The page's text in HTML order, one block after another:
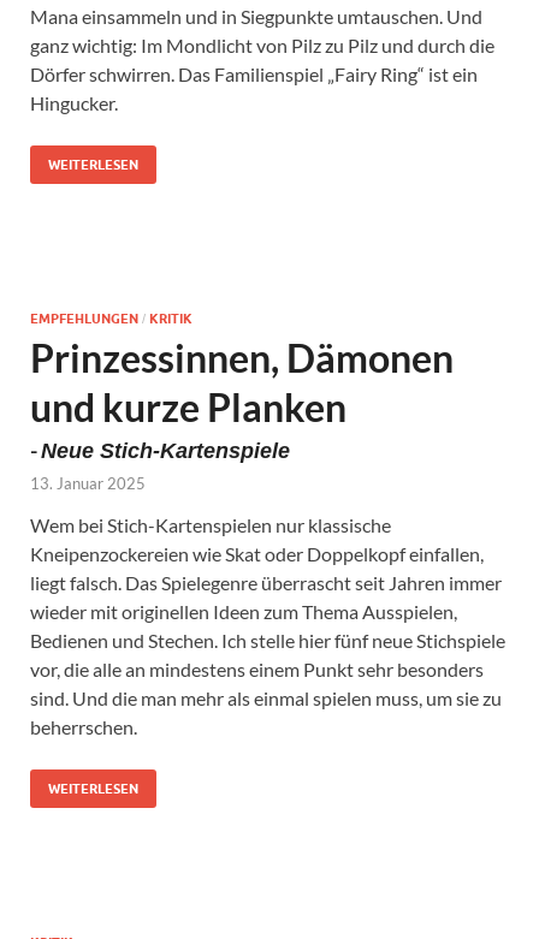
Mana einsammeln und in Siegpunkte umtauschen. Und
ganz wichtig: Im Mondlicht von Pilz zu Pilz und durch die
Dörfer schwirren. Das Familienspiel „Fairy Ring“ ist ein
Hingucker.
WEITERLESEN
EMPFEHLUNGEN / KRITIK
Prinzessinnen, Dämonen
und kurze Planken
-Neue Stich-Kartenspiele
13. Januar 2025
Wem bei Stich-Kartenspielen nur klassische
Kneipenzockereien wie Skat oder Doppelkopf einfallen,
liegt falsch. Das Spielegenre überrascht seit Jahren immer
wieder mit originellen Ideen zum Thema Ausspielen,
Bedienen und Stechen. Ich stelle hier fünf neue Stichspiele
vor, die alle an mindestens einem Punkt sehr besonders
sind. Und die man mehr als einmal spielen muss, um sie zu
beherrschen.
WEITERLESEN